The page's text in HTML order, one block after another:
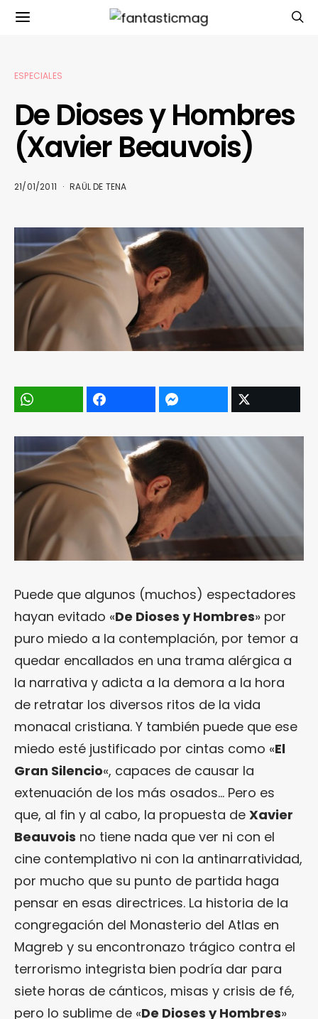
ESPECIALES
De Dioses y Hombres
(Xavier Beauvois)
21/01/2011 RAÜL DE TENA
Puede que algunos (muchos) espectadores
hayan evitado «De Dioses y Hombres» por
puro miedo a la contemplación, por temor a
quedar encallados en una trama alérgica a
la narrativa y adicta a la demora a la hora
de retratar los diversos ritos de la vida
monacal cristiana. Y también puede que ese
miedo esté justificado por cintas como «El
Gran Silencio«, capaces de causar la
extenuación de los más osados… Pero es
que, al fin y al cabo, la propuesta de Xavier
Beauvois no tiene nada que ver ni con el
cine contemplativo ni con la antinarratividad,
por mucho que su punto de partida haga
pensar en esas directrices. La historia de la
congregación del Monasterio del Atlas en
Magreb y su encontronazo trágico contra el
terrorismo integrista bien podría dar para
siete horas de cánticos, misas y crisis de fé,
pero lo sublime de «De Dioses y Hombres»